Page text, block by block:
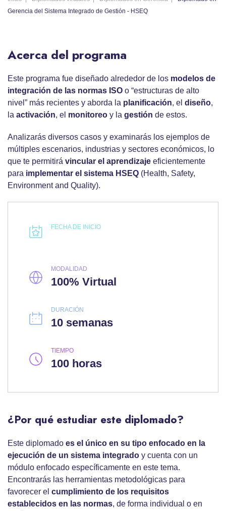
Gerencia del Sistema Integrado de Gestión - HSEQ
Acerca del programa
Este programa fue diseñado alrededor de los modelos de
integración de las normas ISO o “estructuras de alto
nivel” más recientes y aborda la planificación, el diseño,
la activación, el monitoreo y la gestión de estos.
Analizarás diversos casos y examinarás los ejemplos de
múltiples escenarios, industrias y sectores económicos, lo
que te permitirá vincular el aprendizaje eficientemente
para implementar el sistema HSEQ (Health, Safety,
Environment and Quality).
FECHA DE INICIO
MODALIDAD
100% Virtual
DURACIÓN
10 semanas
TIEMPO
100 horas
¿Por qué estudiar este diplomado?
Este diplomado es el único en su tipo enfocado en la
ejecución de un sistema integrado y cuenta con un
módulo enfocado específicamente en este tema.
Encontrarás las herramientas metodológicas para
favorecer el cumplimiento de los requisitos
establecidos en las normas, de forma individual o en